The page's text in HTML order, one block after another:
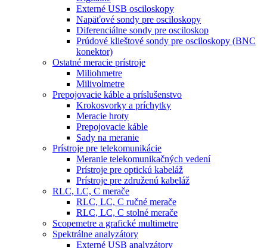
Externé USB osciloskopy
Napäťové sondy pre osciloskopy
Diferenciálne sondy pre osciloskop
Prúdové klieštové sondy pre osciloskopy (BNC
konektor)
Ostatné meracie prístroje
Miliohmetre
Milivolmetre
Prepojovacie káble a príslušenstvo
Krokosvorky a príchytky
Meracie hroty
Prepojovacie káble
Sady na meranie
Prístroje pre telekomunikácie
Meranie telekomunikačných vedení
Prístroje pre optickú kabeláž
Prístroje pre združenú kabeláž
RLC, LC, C merače
RLC, LC, C ručné merače
RLC, LC, C stolné merače
Scopemetre a grafické multimetre
Spektrálne analyzátory
Externé USB analyzátory